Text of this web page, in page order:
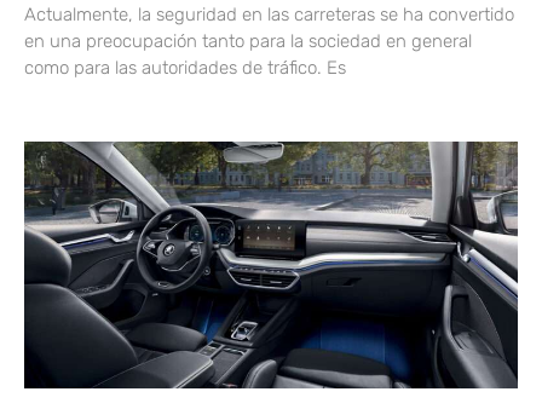
Actualmente, la seguridad en las carreteras se ha convertido
en una preocupación tanto para la sociedad en general
como para las autoridades de tráfico. Es